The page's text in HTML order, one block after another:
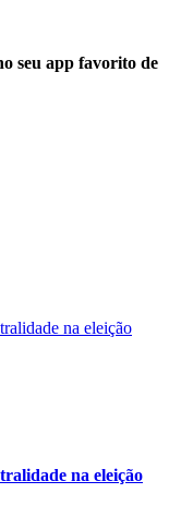
seu app favorito de
na eleição